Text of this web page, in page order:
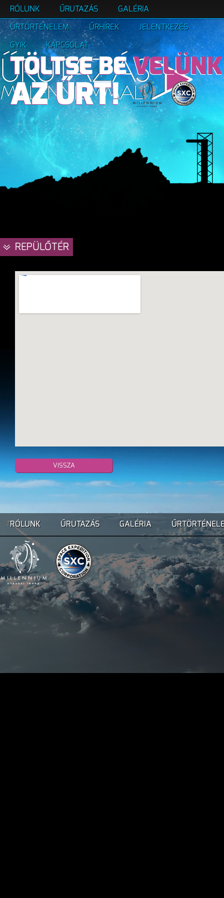
RÓLUNK ŰRUTAZÁS
GALÉRIA
ŰRTÖRTÉNELEM
ŰRHÍREK
JELENTKEZÉS
GYIK
KAPCSOLAT
REPÜLŐTÉR
VISSZA
RÓLUNK ŰRUTAZÁS GALÉRIA